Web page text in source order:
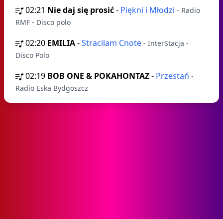
02:21 Nie daj się prosić- Piękni i Młodzi - Radio
RMF - Disco polo
02:20 EMILIA-Stracilam Cnote - InterStacja -
Disco Polo
02:19 BOB ONE & POKAHONTAZ- Przestań -
Radio Eska Bydgoszcz